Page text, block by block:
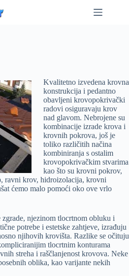
Kvalitetno izvedena krovna
konstrukcija i pedantno
obavljeni krovopokrivački
radovi osiguravaju krov
nad glavom. Nebrojene su
kombinacije izrade krova i
krovnih pokrova, još je
toliko različitih načina
kombiniranja s ostalim
krovopokrivačkim stvarima
kao što su krovni pokrov,
ravni krov, hidroizolacija, krovni
ćemo malo pomoći oko ove vrlo
njezinom tlocrtnom obluku i
potrebe i estetske zahtjeve, izrađuju
njihovih krovišta. Razlike se očituju
tlocrtnim konturama
streha i raščlanjenost krovova. Neke
oblika, kao varijante nekih